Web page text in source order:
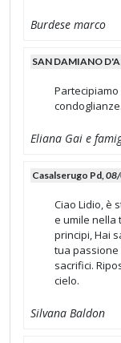
Burdese marco
SAN DAMIANO
condoglianze.
Eliana Gai e
Casalserugo Pd,
Ciao Lidio, è
e umile nella
principi, Hai
tua passione
sacrifici.
cielo.
Silvana Baldon